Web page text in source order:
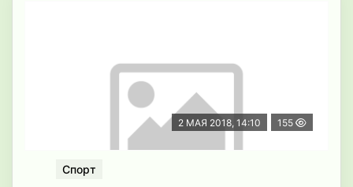
2 МАЯ 2018, 14:10 155
Спорт